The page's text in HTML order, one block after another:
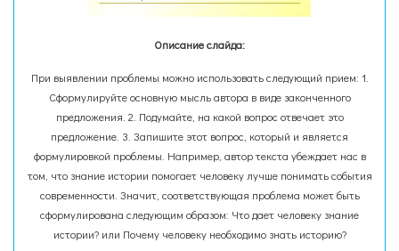
Описание слайда:
При выявлении проблемы можно использовать следующий прием: 1.
Сформулируйте основную мысль автора в виде законченного
предложения. 2. Подумайте, на какой вопрос отвечает это
предложение. 3. Запишите этот вопрос, который и является
формулировкой проблемы. Например, автор текста убеждает нас в
том, что знание истории помогает человеку лучше понимать события
современности. Значит, соответствующая проблема может быть
сформулирована следующим образом: Что дает человеку знание
истории? или Почему человеку необходимо знать историю?